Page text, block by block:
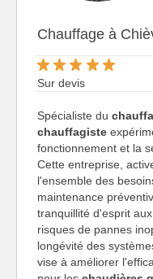
Chauffage à
Sur devis
Spécialiste du
chauffagiste
fonctionnement et la
Cette entreprise,
l'ensemble des
maintenance
tranquillité d'esprit
risques de pannes
longévité des
vise à améliorer